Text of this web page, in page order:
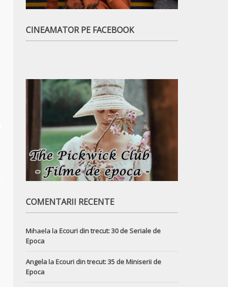
CINEAMATOR PE FACEBOOK
COMENTARII RECENTE
Mihaela la Ecouri din trecut: 30 de Seriale de
Epoca
Angelala Ecouri din trecut: 35 de Miniserii de
Epoca